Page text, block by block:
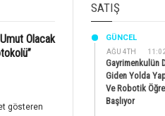
Olacak
gösteren
SATIŞ
AĞU 4TH
GÜNCEL
Gayrimenkulün
Giden Yolda
Ve Robotik
Başlıyor